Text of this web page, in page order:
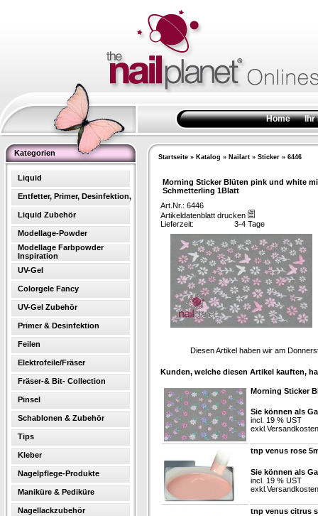
Home Ihr
Kategorien
Liquid
Entfetter, Primer, Desinfektion,
Liquid Zubehör
Modellage-Powder
Modellage Farbpowder
Inspiration
UV-Gel
Colorgele Fancy
UV-Gel Zubehör
Primer & Desinfektion
Feilen
Elektrofeile/Fräser
Fräser-& Bit- Collection
Pinsel
Schablonen & Zubehör
Tips
Kleber
Nagelpflege-Produkte
Maniküre & Pediküre
Nagellackzubehör
Startseite » Katalog » Nailart » Sticker » 6446
Morning Sticker Blüten pink und white
Schmetterling 1Blatt
Art.Nr.: 6446
Artikeldatenblatt drucken
Lieferzeit:
3-4 Tage
Diesen Artikel haben wir am
Kunden, welche diesen Artikel kauften,
Morning Sticker
Sie können als
incl. 19 % UST
exkl. Versandkosten
tnp venus rose
Sie können als
incl. 19 % UST
exkl. Versandkosten
tnp venus citrus